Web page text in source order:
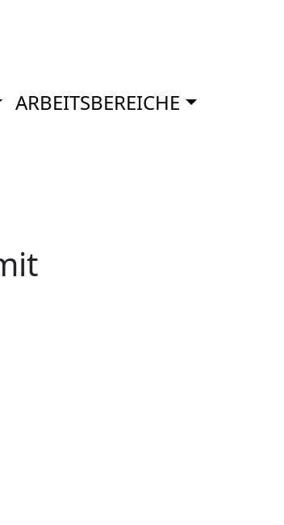
ARBEITSBEREICHE